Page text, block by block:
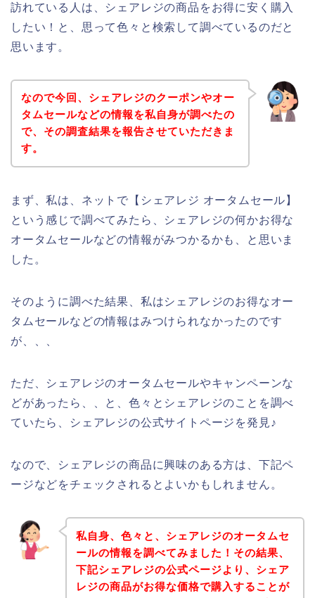
訪れている人は、シェアレジの商品をお得に安く購入
したい！と、思って色々と検索して調べているのだと
思います。
なので今回、シェアレジのクーポンやオー
タムセールなどの情報を私自身が調べたの
で、その調査結果を報告させていただきま
す。
まず、私は、ネットで【シェアレジ オータムセール】
という感じで調べてみたら、シェアレジの何かお得な
オータムセールなどの情報がみつかるかも、と思いま
した。
そのように調べた結果、私はシェアレジのお得なオー
タムセールなどの情報はみつけられなかったのです
が、、、
ただ、シェアレジのオータムセールやキャンペーンな
どがあったら、、と、色々とシェアレジのことを調べ
ていたら、シェアレジの公式サイトページを発見♪
なので、シェアレジの商品に興味のある方は、下記ペ
ージなどをチェックされるとよいかもしれません。
私自身、色々と、シェアレジのオータムセ
ールの情報を調べてみました！その結果、
下記シェアレジの公式ページより、シェア
レジの商品がお得な価格で購入することが